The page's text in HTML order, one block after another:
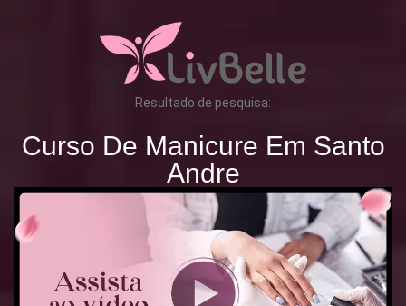
Resultado de pesquisa:
Curso De Manicure Em Santo
Andre